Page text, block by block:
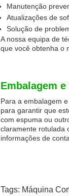
Manutenção
Atualizações de
Solução de
A nossa equipa de
que você obtenha o
Embalagem
Para a embalagem
para garantir que
com espuma ou
claramente rotulada
informações de
Tags: Máquina